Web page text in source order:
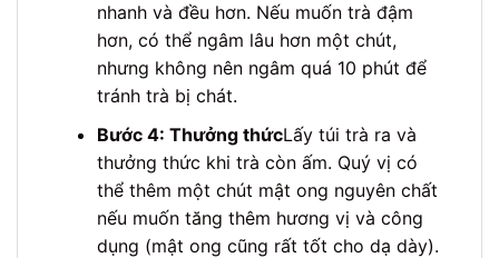
nhanh và đều hơn. Nếu muốn trà đậm
hơn, có thể ngâm lâu hơn một chút,
nhưng không nên ngâm quá 10 phút để
tránh trà bị chát.
Bước 4: Thưởng thứcLấy túi trà ra và
thưởng thức khi trà còn ấm. Quý vị có
thể thêm một chút mật ong nguyên chất
nếu muốn tăng thêm hương vị và công
dụng (mật ong cũng rất tốt cho dạ dày).